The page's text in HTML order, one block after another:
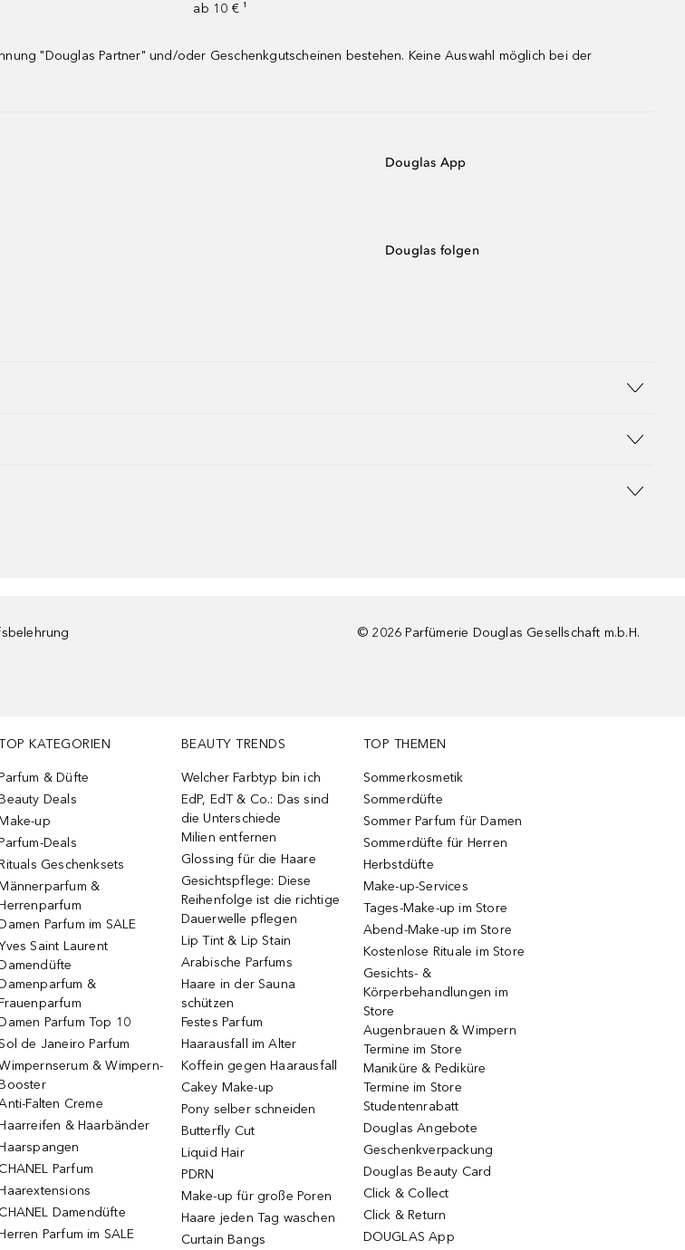
ab 10 € ¹
"Douglas Partner" und/oder Geschenkgutscheinen bestehen. Keine Auswahl möglich bei der
Douglas App
Douglas folgen
© 2026 Parfümerie Douglas Gesellschaft m.b.H.
KATEGORIEN
& Düfte
Deals
up
Deals
Geschenksets
&
Parfum im SALE
Saint Laurent
&
Parfum Top 10
de Janeiro Parfum
& Wimpern-
Falten Creme
& Haarbänder
CHANEL Parfum
CHANEL Damendüfte
Parfum im SALE
BEAUTY TRENDS
Welcher Farbtyp bin ich
EdP, EdT & Co.: Das sind
die Unterschiede
Milien entfernen
Glossing für die Haare
Gesichtspflege: Diese
Reihenfolge ist die richtige
Dauerwelle pflegen
Lip Tint & Lip Stain
Arabische Parfums
Haare in der Sauna
schützen
Festes Parfum
Haarausfall im Alter
Koffein gegen Haarausfall
Cakey Make-up
Pony selber schneiden
Butterfly Cut
Liquid Hair
PDRN
Make-up für große Poren
Haare jeden Tag waschen
Curtain Bangs
TOP THEMEN
Sommerkosmetik
Sommerdüfte
Sommer Parfum für Damen
Sommerdüfte für Herren
Herbstdüfte
Make-up-Services
Tages-Make-up im Store
Abend-Make-up im Store
Kostenlose Rituale im Store
Gesichts- &
Körperbehandlungen im
Store
Augenbrauen & Wimpern
Termine im Store
Maniküre & Pediküre
Termine im Store
Studentenrabatt
Douglas Angebote
Geschenkverpackung
Douglas Beauty Card
Click & Collect
Click & Return
DOUGLAS App